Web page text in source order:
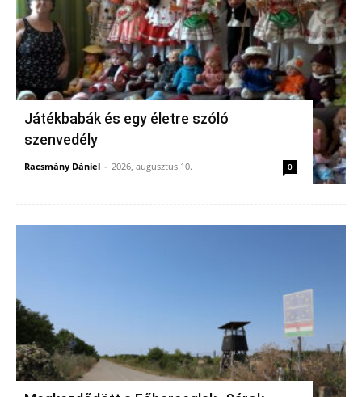
Játékbabák és egy életre szóló
szenvedély
Racsmány Dániel - 2026, augusztus 10. 0